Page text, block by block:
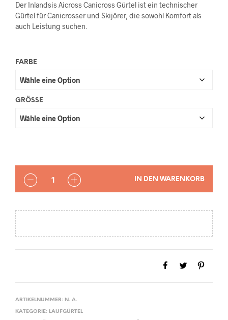
Der Inlandsis Aicross Canicross Gürtel ist ein technischer
Gürtel für Canicrosser und Skijörer, die sowohl Komfort als
auch Leistung suchen.
FARBE
GRÖSSE
ANZAHL
IN DEN WARENKORB
ARTIKELNUMMER: N. A.
KATEGORIE: LAUFGÜRTEL